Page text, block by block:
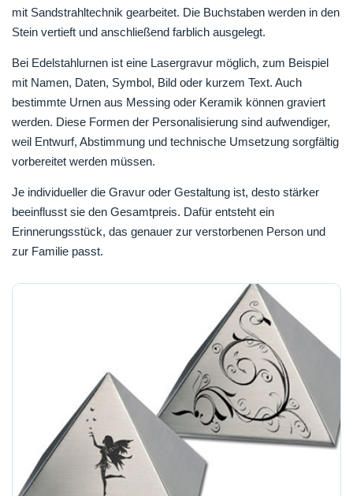
mit Sandstrahltechnik gearbeitet. Die Buchstaben werden in den
Stein vertieft und anschließend farblich ausgelegt.
Bei Edelstahlurnen ist eine Lasergravur möglich, zum Beispiel
mit Namen, Daten, Symbol, Bild oder kurzem Text. Auch
bestimmte Urnen aus Messing oder Keramik können graviert
werden. Diese Formen der Personalisierung sind aufwendiger,
weil Entwurf, Abstimmung und technische Umsetzung sorgfältig
vorbereitet werden müssen.
Je individueller die Gravur oder Gestaltung ist, desto stärker
beeinflusst sie den Gesamtpreis. Dafür entsteht ein
Erinnerungsstück, das genauer zur verstorbenen Person und
zur Familie passt.